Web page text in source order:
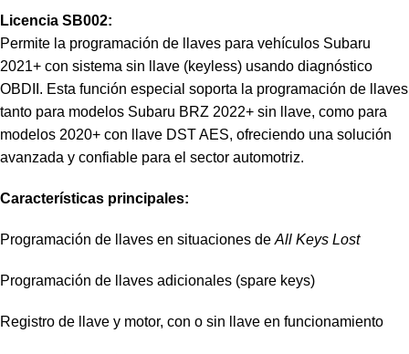
Licencia SB002:
Permite la programación de llaves para vehículos Subaru
2021+ con sistema sin llave (keyless) usando diagnóstico
OBDII. Esta función especial soporta la programación de llaves
tanto para modelos Subaru BRZ 2022+ sin llave, como para
modelos 2020+ con llave DST AES, ofreciendo una solución
avanzada y confiable para el sector automotriz.
Características principales:
Programación de llaves en situaciones deAll Keys Lost
Programación de llaves adicionales (spare keys)
Registro de llave y motor, con o sin llave en funcionamiento